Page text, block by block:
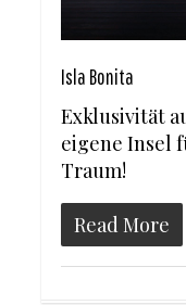
Isla Bonita
Exklusivität
eigene Insel
Traum!
Read More